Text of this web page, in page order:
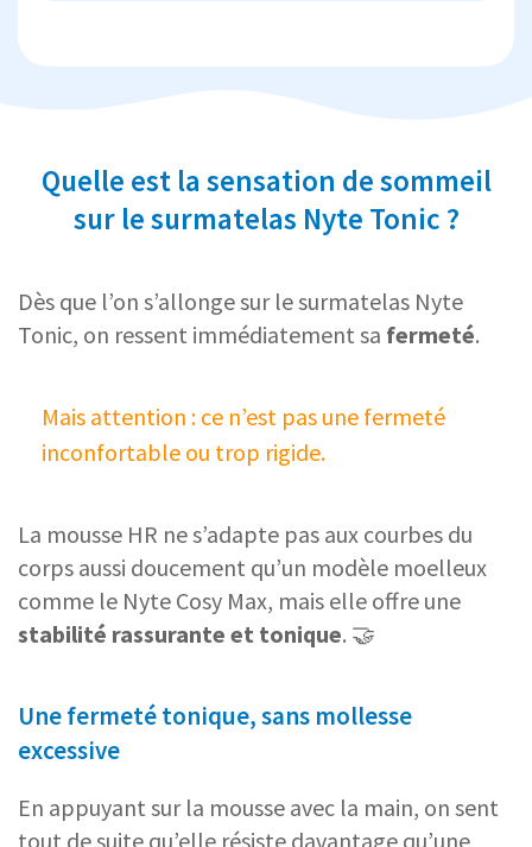
Quelle est la sensation de sommeil
sur le surmatelas Nyte Tonic ?
Dès que l’on s’allonge sur le surmatelas Nyte
Tonic, on ressent immédiatement sa fermeté.
Mais attention : ce n’est pas une fermeté
inconfortable ou trop rigide.
La mousse HR ne s’adapte pas aux courbes du
corps aussi doucement qu’un modèle moelleux
comme le Nyte Cosy Max, mais elle offre une
stabilité rassurante et tonique. 🤝
Une fermeté tonique, sans mollesse
excessive
En appuyant sur la mousse avec la main, on sent
tout de suite qu’elle résiste davantage qu’une